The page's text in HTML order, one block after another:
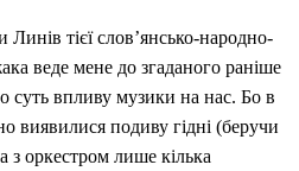
тієї слов’янсько-народно-
веде мене до згаданого раніше
впливу музики на нас. Бо в
виявилися подиву гідні (беручи
з оркестром лише кілька